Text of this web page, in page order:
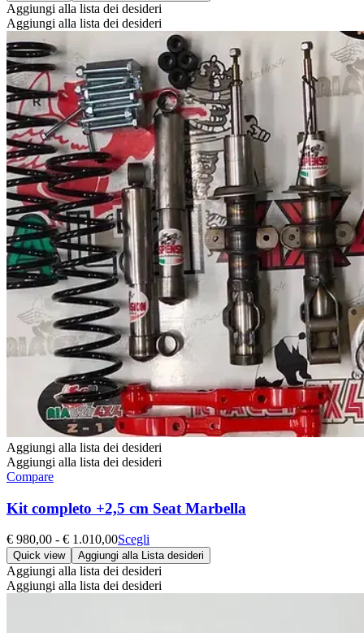
Aggiungi alla lista dei desideri
Aggiungi alla lista dei desideri
Aggiungi alla lista dei desideri
Aggiungi alla lista dei desideri
Compare
Kit completo +2,5 cm Seat Marbella
€ 980,00 - € 1.010,00Fascia
di
prezzo:
da
€ 980,00
Scegli
prodotto
ha
più
varianti.
Quick view Aggiungi alla Lista desideri
Aggiungi alla lista dei desideri
Aggiungi alla lista dei desideri